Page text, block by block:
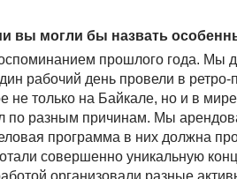
вы могли бы назвать
прошлого года. Мы
рабочий день провели в
не только на Байкале, но и в
по разным причинам. Мы
программа в них должна
совершенно уникальную
организовали разные